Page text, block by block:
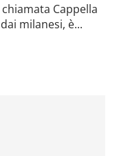
Cappella
milanesi, è...